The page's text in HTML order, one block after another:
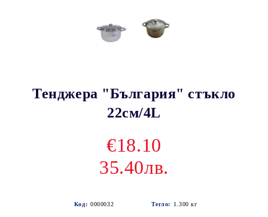
Тенджера "България" стъкло
22см/4L
€18.10
35.40лв.
Код: 0000032 Тегло: 1.300 кг